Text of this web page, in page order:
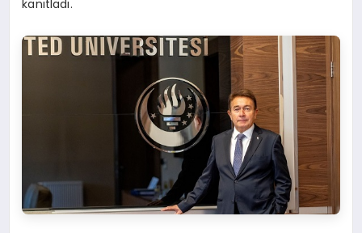
kanıtladı.